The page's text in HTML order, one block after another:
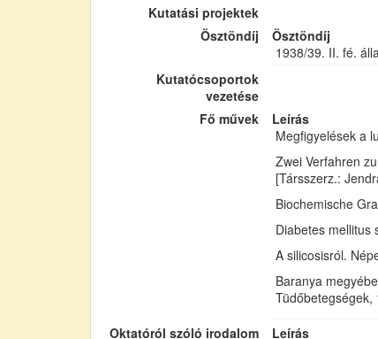
Kutatási projektek
Ösztöndíj
Ösztöndíj
1938/39. II. fé.
Kutatócsoportok
vezetése
Fő művek
Leírás
Megfigyelések a
Zwei Verfahren
[Társszerz.:
Biochemische
Diabetes mellitus
A silicosisról.
Baranya
Tüdőbetegségek,
Oktatóról szóló irodalom
Leírás